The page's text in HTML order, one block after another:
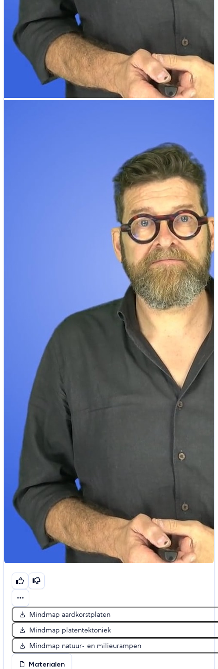
Mindmap aardkorstplaten
Mindmap platentektoniek
Mindmap natuur- en milieurampen
Materialen